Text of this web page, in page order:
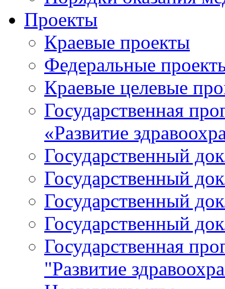
Проекты
Краевые проекты
Федеральные
Краевые целевые
Государственная
«Развитие
Государственный
Государственный
Государственный
Государственный
Государственная
"Развитие